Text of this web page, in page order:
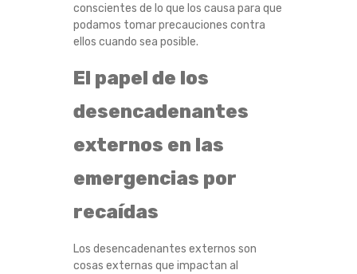
conscientes de lo que los causa para que
podamos tomar precauciones contra
ellos cuando sea posible.
El papel de los
desencadenantes
externos en las
emergencias por
recaídas
Los desencadenantes externos son
cosas externas que impactan al